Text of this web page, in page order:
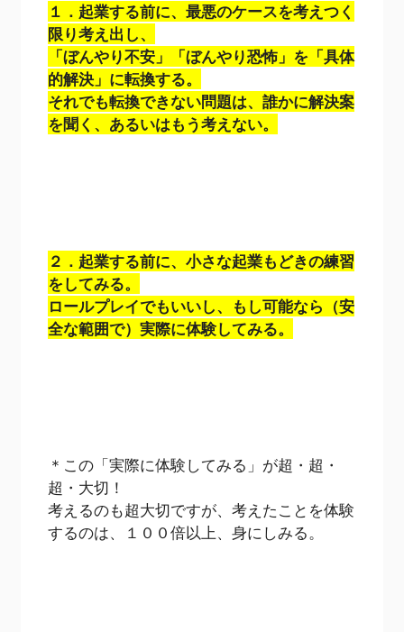
１．起業する前に、最悪のケースを考えつく
限り考え出し、
「ぼんやり不安」「ぼんやり恐怖」を「具体
的解決」に転換する。
それでも転換できない問題は、誰かに解決案
を聞く、あるいはもう考えない。
２．起業する前に、小さな起業もどきの練習
をしてみる。
ロールプレイでもいいし、もし可能なら（安
全な範囲で）実際に体験してみる。
＊この「実際に体験してみる」が超・超・
超・大切！
考えるのも超大切ですが、考えたことを体験
するのは、１００倍以上、身にしみる。